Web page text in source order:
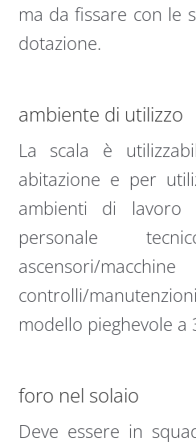
ma da fissare con le
dotazione.
ambiente di utilizzo
La scala è
abitazione e per
ambienti di lavoro
personale
ascensori/
controlli/
modello pieghevole a
foro nel solaio
Deve essere in